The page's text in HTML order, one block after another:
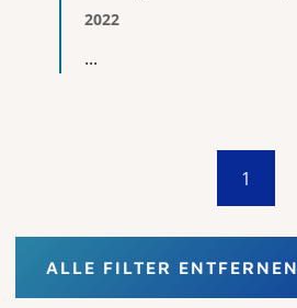
2022
...
1
ALLE FILTER ENTFERNEN